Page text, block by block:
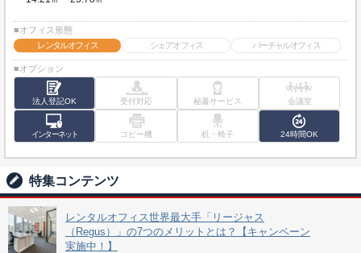
■オフィス形態
レンタルオフィス
シェアオフィス バーチャルオフィス
■オプション
法人登記OK 受付対応 秘書サービス 会議室
インターネット コピー機 机・椅子 24時間OK
特集コンテンツ
レンタルオフィス世界最大手「リージャス
（Regus）」の7つのメリットとは？【キャンペーン
実施中！】